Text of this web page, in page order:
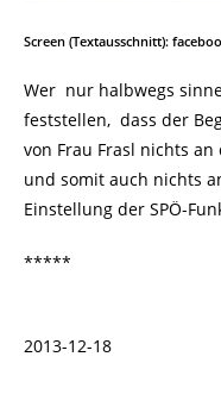
Screen (Textausschnitt):
Wer nur halbwegs
feststellen, dass der
von Frau Frasl nichts
und somit auch nichts
Einstellung der SPÖ-
*****
2013-12-18